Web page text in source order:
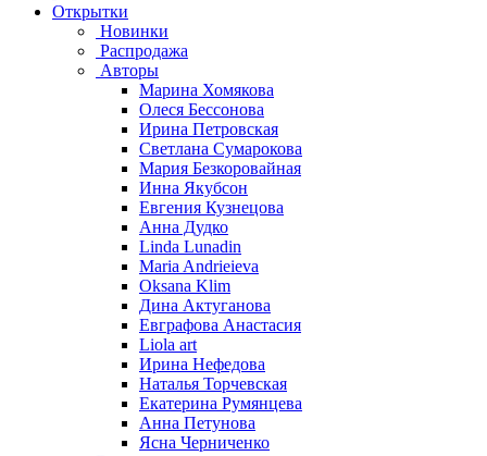
Открытки
Новинки
Распродажа
Авторы
Марина Хомякова
Олеся Бессонова
Ирина Петровская
Светлана Сумарокова
Мария Безкоровайная
Инна Якубсон
Евгения Кузнецова
Анна Дудко
Linda Lunadin
Maria Andrieieva
Oksana Klim
Дина Актуганова
Евграфова Анастасия
Liola art
Ирина Нефедова
Наталья Торчевская
Екатерина Румянцева
Анна Петунова
Ясна Черниченко